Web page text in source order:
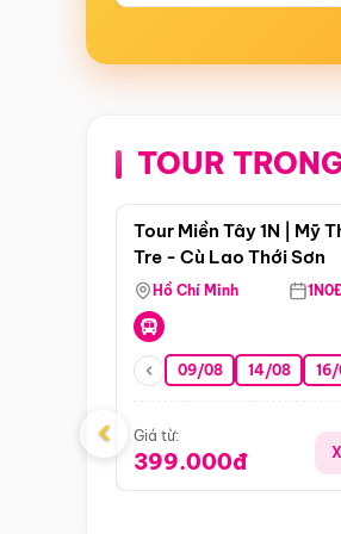
TOUR
Tour Miền Tây 1N | Mỹ
Tre - Cù Lao Thới Sơn
Hồ Chí Minh
09/08 14/08
Giá từ:
399.000đ
‹